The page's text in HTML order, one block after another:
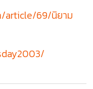
article/69/นิยาม